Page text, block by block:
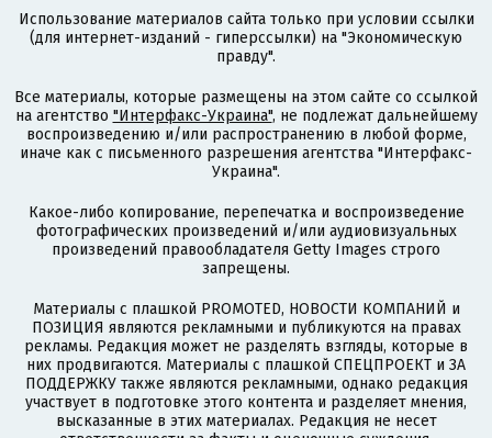
Использование материалов сайта только при условии ссылки
(для интернет-изданий - гиперссылки) на "Экономическую
правду".
Все материалы, которые размещены на этом сайте со ссылкой
на агентство "Интерфакс-Украина", не подлежат дальнейшему
воспроизведению и/или распространению в любой форме,
иначе как с письменного разрешения агентства "Интерфакс-
Украина".
Какое-либо копирование, перепечатка и воспроизведение
фотографических произведений и/или аудиовизуальных
произведений правообладателя Getty Images строго
запрещены.
Материалы с плашкой PROMOTED, НОВОСТИ КОМПАНИЙ и
ПОЗИЦИЯ являются рекламными и публикуются на правах
рекламы. Редакция может не разделять взгляды, которые в
них продвигаются. Материалы с плашкой СПЕЦПРОЕКТ и ЗА
ПОДДЕРЖКУ также являются рекламными, однако редакция
участвует в подготовке этого контента и разделяет мнения,
высказанные в этих материалах. Редакция не несет